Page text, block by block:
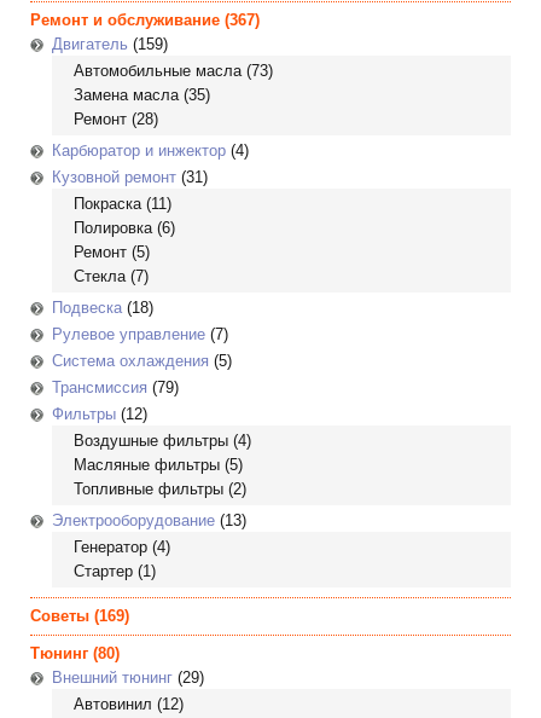
Ремонт и обслуживание (367)
Двигатель (159)
Автомобильные масла(73)
Замена масла(35)
Ремонт (28)
Карбюратор и инжектор (4)
Кузовной ремонт (31)
Покраска(11)
Полировка(6)
Ремонт (5)
Стекла(7)
Подвеска(18)
Рулевое управление (7)
Система охлаждения (5)
Трансмиссия (79)
Фильтры (12)
Воздушные фильтры (4)
Масляные фильтры (5)
Топливные фильтры (2)
Электрооборудование (13)
Генератор (4)
Стартер (1)
Советы (169)
Тюнинг (80)
Внешний тюнинг (29)
Автовинил (12)